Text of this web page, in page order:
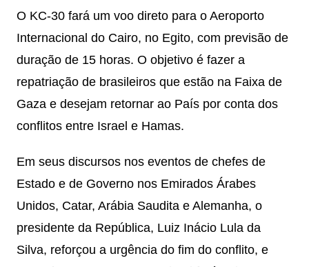
O KC-30 fará um voo direto para o Aeroporto
Internacional do Cairo, no Egito, com previsão de
duração de 15 horas. O objetivo é fazer a
repatriação de brasileiros que estão na Faixa de
Gaza e desejam retornar ao País por conta dos
conflitos entre Israel e Hamas.
Em seus discursos nos eventos de chefes de
Estado e de Governo nos Emirados Árabes
Unidos, Catar, Arábia Saudita e Alemanha, o
presidente da República, Luiz Inácio Lula da
Silva, reforçou a urgência do fim do conflito, e